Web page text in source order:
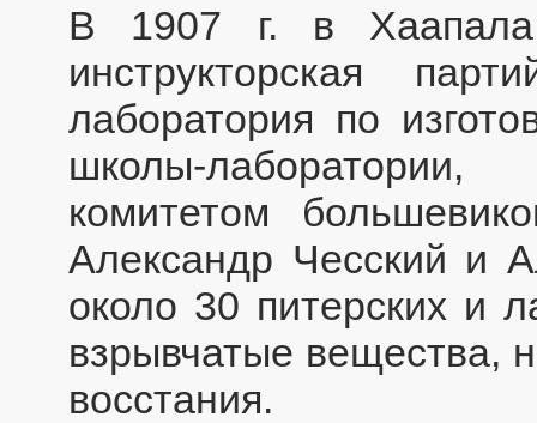
В 1907 г. в Хаапала
инструкторская
лаборатория по
школы-
комитетом
Александр Чесский и
около 30 питерских и
взрывчатые вещества,
восстания.